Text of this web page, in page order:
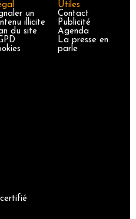
un
illicite
du site
Utiles
Contact
Publicité
Agenda
La presse en
parle